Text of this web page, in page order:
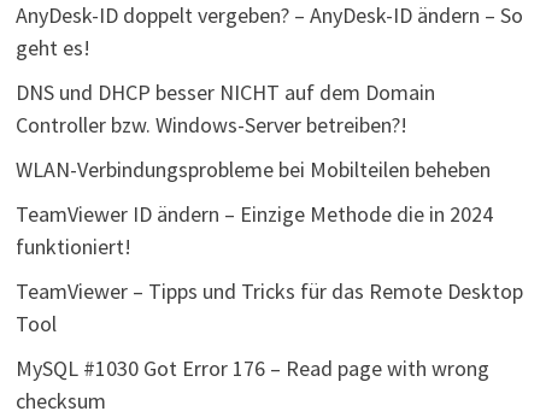
AnyDesk-ID doppelt vergeben? – AnyDesk-ID ändern – So
geht es!
DNS und DHCP besser NICHT auf dem Domain
Controller bzw. Windows-Server betreiben?!
WLAN-Verbindungsprobleme bei Mobilteilen beheben
TeamViewer ID ändern – Einzige Methode die in 2024
funktioniert!
TeamViewer – Tipps und Tricks für das Remote Desktop
Tool
MySQL #1030 Got Error 176 – Read page with wrong
checksum